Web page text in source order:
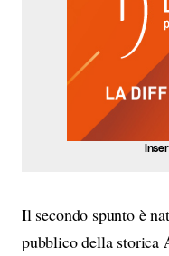
Il secondo spunto è
pubblico della storica